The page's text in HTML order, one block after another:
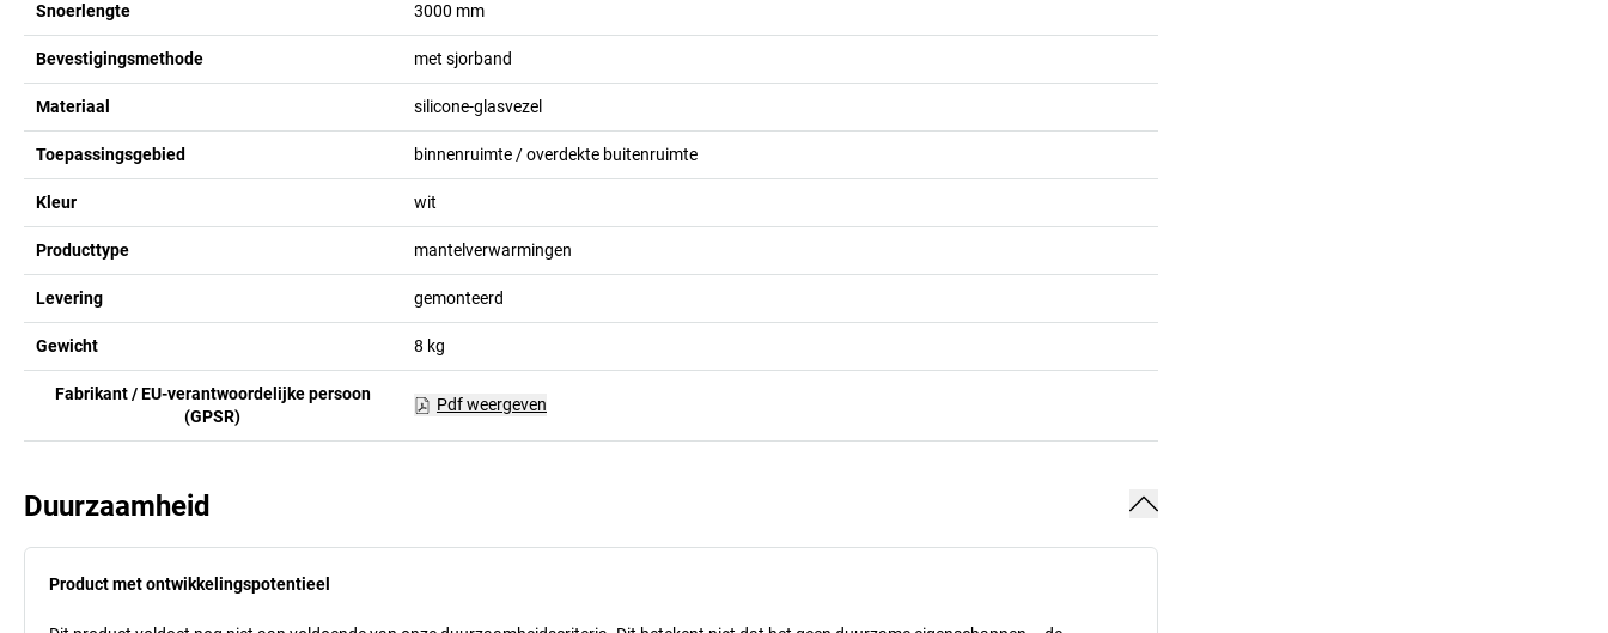
Snoerlengte 3000 mm
Bevestigingsmethode met sjorband
Materiaal silicone-glasvezel
Toepassingsgebied binnenruimte / overdekte buitenruimte
Kleur wit
Producttype mantelverwarmingen
Levering gemonteerd
Gewicht 8 kg
Fabrikant / EU-verantwoordelijke persoon
(GPSR)
Pdf weergeven
Duurzaamheid
Product met ontwikkelingspotentieel